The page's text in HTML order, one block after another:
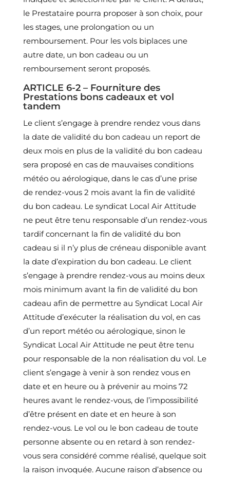
le Prestataire pourra proposer à son choix, pour
les stages, une prolongation ou un
remboursement. Pour les vols biplaces une
autre date, un bon cadeau ou un
remboursement seront proposés.
ARTICLE 6-2 – Fourniture des
Prestations bons cadeaux et vol
tandem
Le client s’engage à prendre rendez vous dans
la date de validité du bon cadeau un report de
deux mois en plus de la validité du bon cadeau
sera proposé en cas de mauvaises conditions
météo ou aérologique, dans le cas d’une prise
de rendez-vous 2 mois avant la fin de validité
du bon cadeau. Le syndicat Local Air Attitude
ne peut être tenu responsable d’un rendez-vous
tardif concernant la fin de validité du bon
cadeau si il n’y plus de créneau disponible avant
la date d’expiration du bon cadeau. Le client
s’engage à prendre rendez-vous au moins deux
mois minimum avant la fin de validité du bon
cadeau afin de permettre au Syndicat Local Air
Attitude d’exécuter la réalisation du vol, en cas
d’un report météo ou aérologique, sinon le
Syndicat Local Air Attitude ne peut être tenu
pour responsable de la non réalisation du vol. Le
client s’engage à venir à son rendez vous en
date et en heure ou à prévenir au moins 72
heures avant le rendez-vous, de l’impossibilité
d’être présent en date et en heure à son
rendez-vous. Le vol ou le bon cadeau de toute
personne absente ou en retard à son rendez-
vous sera considéré comme réalisé, quelque soit
la raison invoquée. Aucune raison d’absence ou